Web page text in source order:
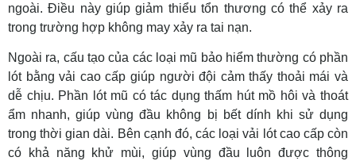
ngoài. Điều này giúp giảm thiểu tổn thương có thể xảy ra
trong trường hợp không may xảy ra tai nạn.
Ngoài ra, cấu tạo của các loại mũ bảo hiểm thường có phần
lót bằng vải cao cấp giúp người đội cảm thấy thoải mái và
dễ chịu. Phần lót mũ có tác dụng thấm hút mồ hôi và thoát
ẩm nhanh, giúp vùng đầu không bị bết dính khi sử dụng
trong thời gian dài. Bên cạnh đó, các loại vải lót cao cấp còn
có khả năng khử mùi, giúp vùng đầu luôn được thông